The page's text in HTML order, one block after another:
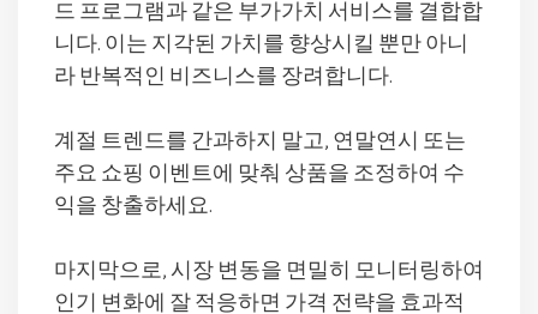
드 프로그램과 같은 부가가치 서비스를 결합합
니다. 이는 지각된 가치를 향상시킬 뿐만 아니
라 반복적인 비즈니스를 장려합니다.
계절 트렌드를 간과하지 말고, 연말연시 또는
주요 쇼핑 이벤트에 맞춰 상품을 조정하여 수
익을 창출하세요.
마지막으로, 시장 변동을 면밀히 모니터링하여
인기 변화에 잘 적응하면 가격 전략을 효과적